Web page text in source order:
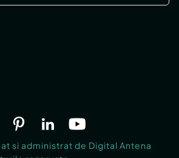
si administrat de Digital Antena